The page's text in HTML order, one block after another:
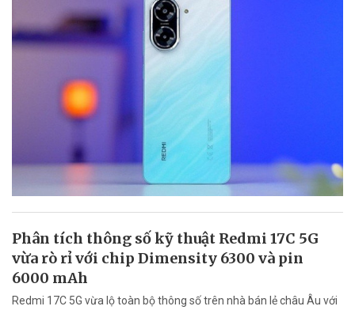
Phân tích thông số kỹ thuật Redmi 17C 5G
vừa rò rỉ với chip Dimensity 6300 và pin
6000 mAh
Redmi 17C 5G vừa lộ toàn bộ thông số trên nhà bán lẻ châu Âu với